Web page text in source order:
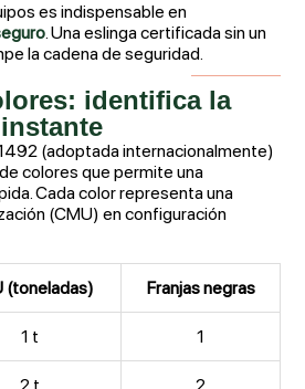
es indispensable en
. Una eslinga certificada sin un
la cadena de seguridad.
identifica la
(adoptada internacionalmente)
colores que permite una
Cada color representa una
(CMU) en configuración
(toneladas) Franjas negras
1 t 1